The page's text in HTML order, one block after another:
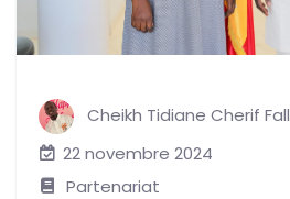
Cheikh Tidiane Cherif Fall
22 novembre 2024
Partenariat